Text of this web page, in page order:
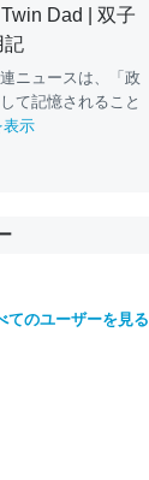
Dad | 双子
記
ニュースは、「政
て記憶されること
表示
てのユーザーを見る